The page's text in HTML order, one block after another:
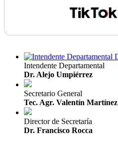
Intendente Departamental
Dr. Alejo Umpiérrez
Secretario General
Tec. Agr. Valentín Martínez
Director de Secretaría
Dr. Francisco Rocca